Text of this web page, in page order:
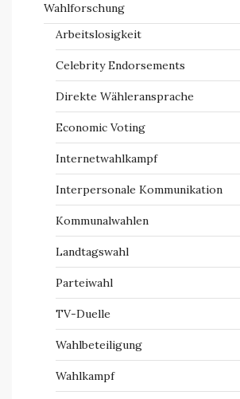
Wahlforschung
Arbeitslosigkeit
Celebrity Endorsements
Direkte Wähleransprache
Economic Voting
Internetwahlkampf
Interpersonale Kommunikation
Kommunalwahlen
Landtagswahl
Parteiwahl
TV-Duelle
Wahlbeteiligung
Wahlkampf